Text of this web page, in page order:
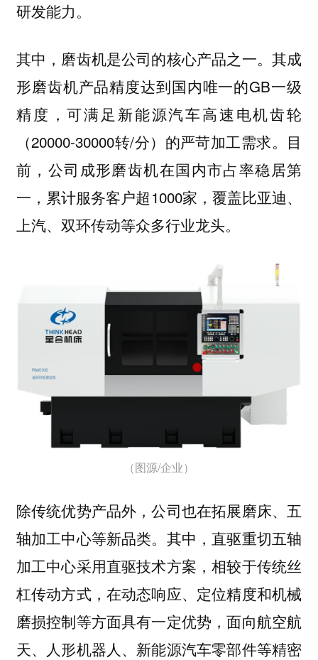
研发能力。
其中，磨齿机是公司的核心产品之一。 其成
形磨齿机产品精度达到国内唯一的GB一级
精度，可满足新能源汽车高速电机齿轮
（20000-30000转/分）的严苛加工需求。目
前，公司成形磨齿机在国内市占率稳居第
一，累计服务客户超1000家，覆盖比亚迪、
上汽、双环传动等众多行业龙头。
（图源/企业）
除传统优势产品外，公司也在拓展磨床、五
轴加工中心等新品类。其中，直驱重切五轴
加工中心采用直驱技术方案，相较于传统丝
杠传动方式，在动态响应、定位精度和机械
磨损控制等方面具有一定优势，面向航空航
天、人形机器人、新能源汽车零部件等精密